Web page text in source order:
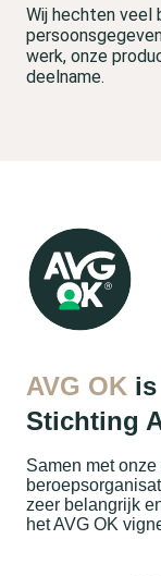
Wij hechten veel
werk, onze
deelname.
AVG OK
Stichting
Samen met
zeer belangrijk
het AVG OK